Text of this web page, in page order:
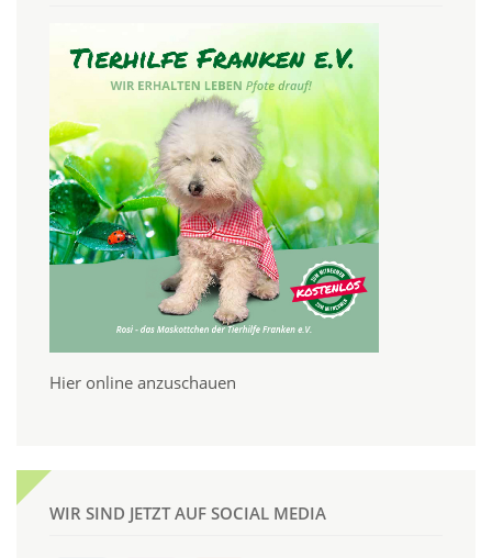
Hier online anzuschauen
WIR SIND JETZT AUF SOCIAL MEDIA